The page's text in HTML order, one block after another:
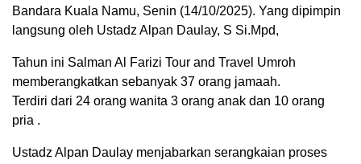
Bandara Kuala Namu, Senin (14/10/2025). Yang dipimpin
langsung oleh Ustadz Alpan Daulay, S Si.Mpd,
Tahun ini Salman Al Farizi Tour and Travel Umroh
memberangkatkan sebanyak 37 orang jamaah.
Terdiri dari 24 orang wanita 3 orang anak dan 10 orang
pria .
Ustadz Alpan Daulay menjabarkan serangkaian proses